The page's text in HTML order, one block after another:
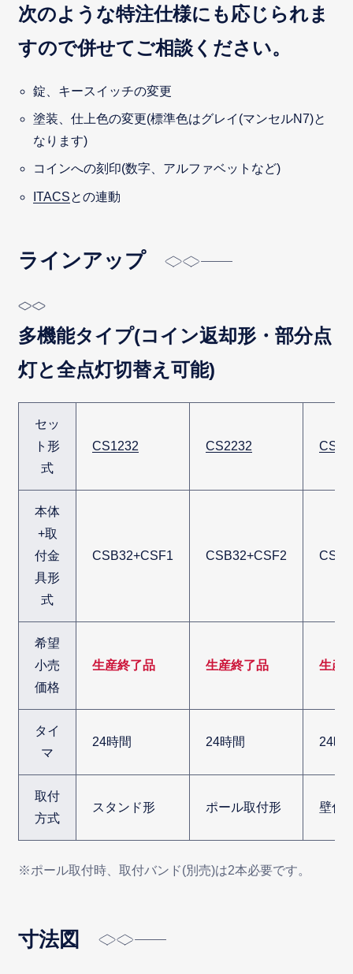
次のような特注仕様にも応じられま
すので併せてご相談ください。
錠、キースイッチの変更
塗装、仕上色の変更(標準色はグレイ(マンセルN7)と
なります)
コインへの刻印(数字、アルファベットなど)
ITACSとの連動
ラインアップ
多機能タイプ(コイン返却形・部分点
灯と全点灯切替え可能)
セッ
ト形
式
CS1232 CS2232
本体
+取
付金
具形
式
CSB32+CSF1 CSB32+CSF2
希望
小売
価格
生産終了品 生産終了品 生産
タイ
マ
24時間 24時間 24時
取付
方式
スタンド形 ポール取付形 壁付
※ポール取付時、取付バンド(別売)は2本必要です。
寸法図